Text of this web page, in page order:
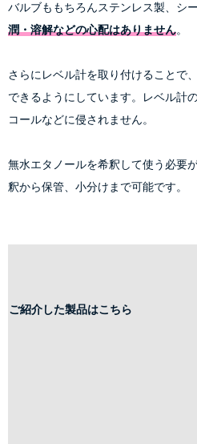
バルブももちろんステンレス製、シ
潤・溶解などの心配はありません
さらにレベル計を取り付けることで
できるようにしています。レベル計
コールなどに侵されません。
無水エタノールを希釈して使う必要
釈から保管、小分けまで可能です。
ご紹介した製品はこちら